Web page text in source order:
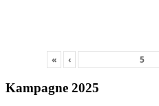
« ‹
Kampagne 2025